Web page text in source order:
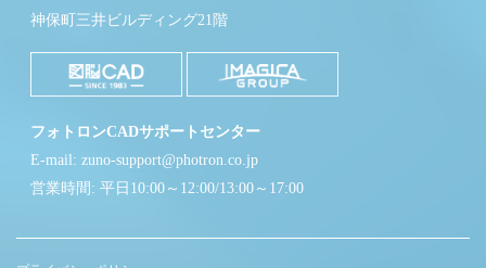
神保町三井ビルディング21階
フォトロンCADサポートセンター
E-mail: zuno-support@photron.co.jp
営業時間: 平日10:00～12:00/13:00～17:00